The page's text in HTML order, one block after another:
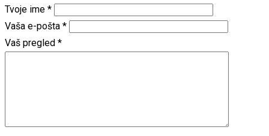
Tvoje ime *
Vaša e-pošta *
Vaš pregled *